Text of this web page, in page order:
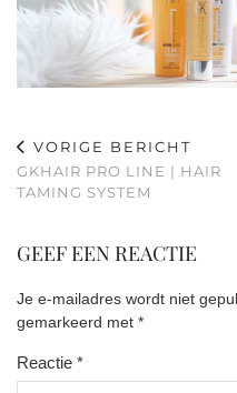
VORIGE BERICHT
GKHAIR PRO LINE | HAIR
TAMING SYSTEM
GEEF EEN REACTIE
Je e-mailadres wordt niet
gemarkeerd met *
Reactie *